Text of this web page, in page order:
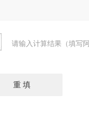
请输入计算结果（填写